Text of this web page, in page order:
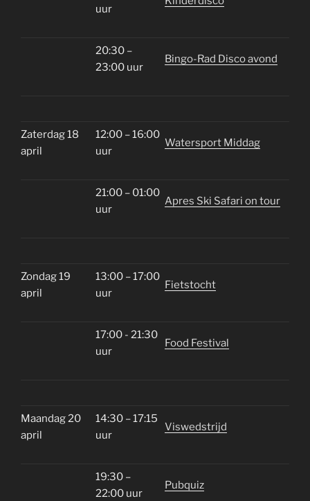
uur
20:30 –
23:00 uur
Bingo-Rad Disco avond
Zaterdag 18
april
12:00 – 16:00
uur
Watersport Middag
21:00 – 01:00
uur
Apres Ski Safari on tour
Zondag 19
april
13:00 – 17:00
uur
Fietstocht
17:00 - 21:30
uur
Food Festival
Maandag 20
april
14:30 – 17:15
uur
Viswedstrijd
19:30 –
22:00 uur
Pubquiz